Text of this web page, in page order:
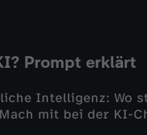
Prompt erklärt
Intelligenz: Wo
mit bei der KI-